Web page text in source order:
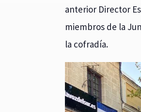
anterior Director
miembros de la
la cofradía.